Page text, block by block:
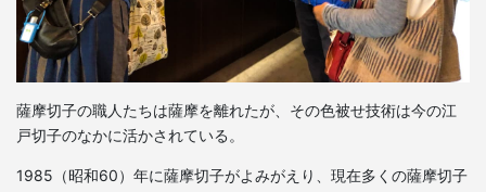
薩摩切子の職人たちは薩摩を離れたが、その色被せ技術は今の江
戸切子のなかに活かされている。
1985（昭和60）年に薩摩切子がよみがえり、現在多くの薩摩切子